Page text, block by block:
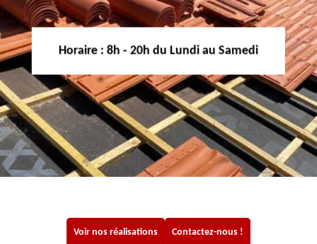
Horaire : 8h - 20h du Lundi au Samedi
Voir nos réalisations Contactez-nous !